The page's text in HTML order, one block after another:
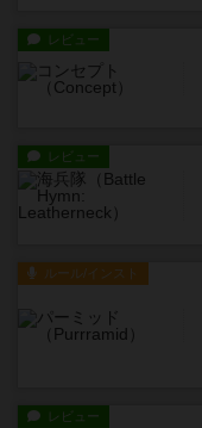
レビュー
レビュー
ルール/インスト
レビュー